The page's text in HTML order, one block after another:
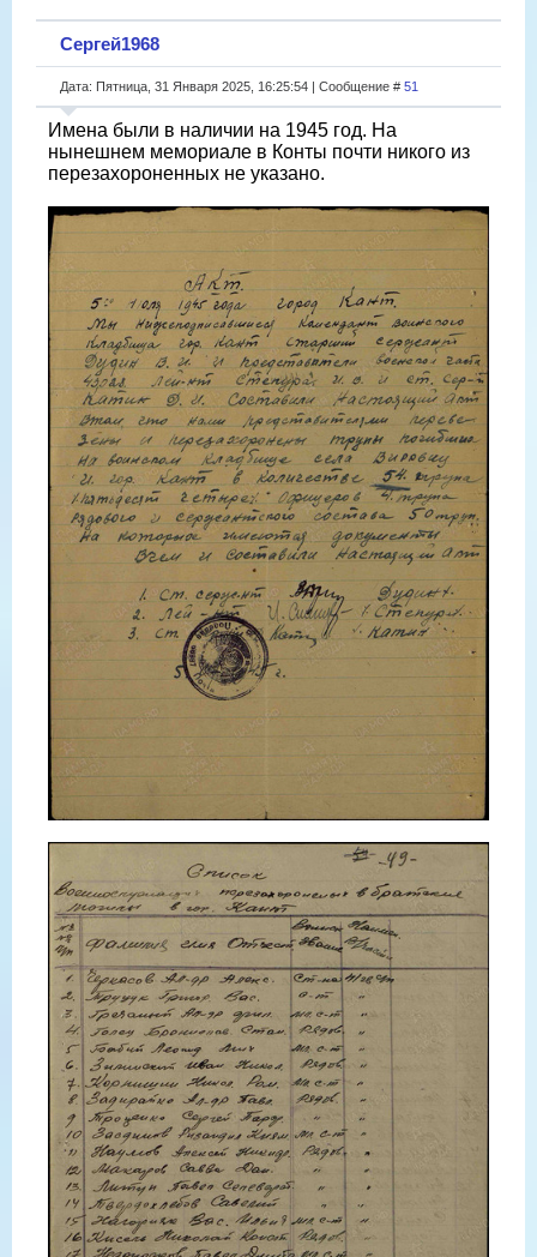
Сергей1968
Дата: Пятница, 31 Января 2025, 16:25:54 | Сообщение # 51
Имена были в наличии на 1945 год. На
нынешнем мемориале в Конты почти никого из
перезахороненных не указано.